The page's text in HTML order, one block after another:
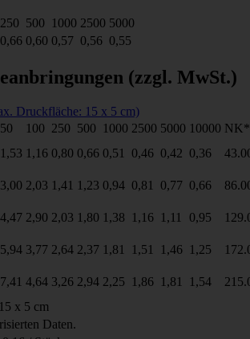
250 500 1000 2500 5000
0,66 0,60 0,57 0,56 0,55
(zzgl. MwSt.)
Druckfläche: 15 x 5 cm)
50 100 250 500 1000 2500 5000 10000 NK*
1,53 1,16 0,80 0,66 0,51 0,46 0,42 0,36
3,00 2,03 1,41 1,23 0,94 0,81 0,77 0,66
4,47 2,90 2,03 1,80 1,38 1,16 1,11 0,95
5,94 3,77 2,64 2,37 1,81 1,51 1,46 1,25
7,41 4,64 3,26 2,94 2,25 1,86 1,81 1,54
x 5 cm
Daten.